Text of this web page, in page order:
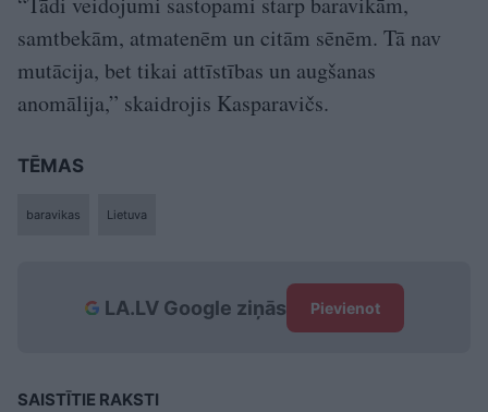
samtbekām, atmatenēm un citām sēnēm. Tā nav
mutācija, bet tikai attīstības un augšanas
anomālija,” skaidrojis Kasparavičs.
TĒMAS
baravikas Lietuva
LA.LV Google ziņās Pievienot
SAISTĪTIE RAKSTI